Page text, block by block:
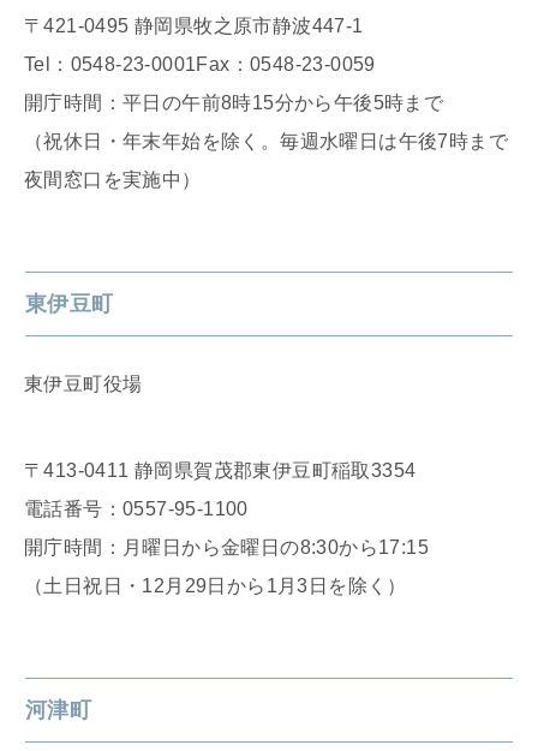
〒421-0495 静岡県牧之原市静波447-1
Tel：0548-23-0001Fax：0548-23-0059
開庁時間：平日の午前8時15分から午後5時まで
（祝休日・年末年始を除く。毎週水曜日は午後7時まで
夜間窓口を実施中）
東伊豆町
東伊豆町役場
〒413-0411 静岡県賀茂郡東伊豆町稲取3354
電話番号：0557-95-1100
開庁時間：月曜日から金曜日の8:30から17:15
（土日祝日・12月29日から1月3日を除く）
河津町